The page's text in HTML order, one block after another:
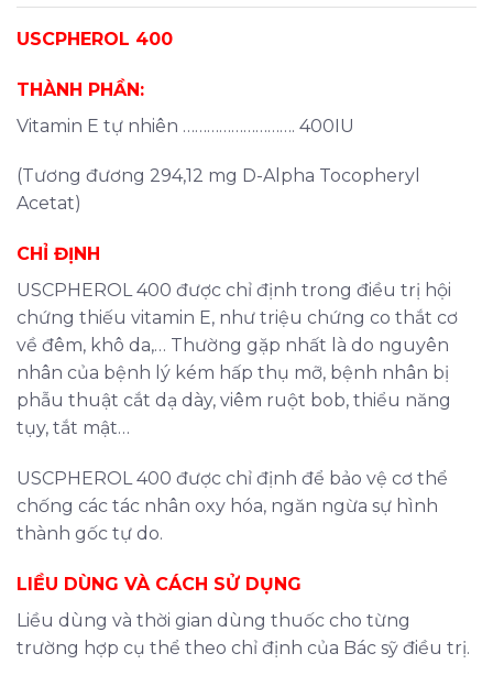
USCPHEROL 400
THÀNH PHẦN:
Vitamin E tự nhiên ………………………. 400IU
(Tương đương 294,12 mg D-Alpha Tocopheryl
Acetat)
CHỈ ĐỊNH
USCPHEROL 400 được chỉ định trong điều trị hội
chứng thiếu vitamin E, như triệu chứng co thắt cơ
về đêm, khô da,… Thường gặp nhất là do nguyên
nhân của bệnh lý kém hấp thụ mỡ, bệnh nhân bị
phẫu thuật cắt dạ dày, viêm ruột bob, thiểu năng
tụy, tắt mật…
USCPHEROL 400 được chỉ định để bảo vệ cơ thể
chống các tác nhân oxy hóa, ngăn ngừa sự hình
thành gốc tự do.
LIỀU DÙNG VÀ CÁCH SỬ DỤNG
Liều dùng và thời gian dùng thuốc cho từng
trường hợp cụ thể theo chỉ định của Bác sỹ điều trị.